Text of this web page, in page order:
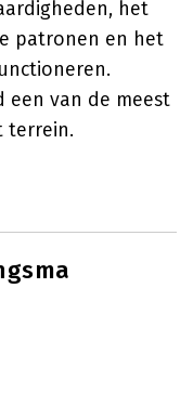
het
patronen en het
een van de meest
terrein.